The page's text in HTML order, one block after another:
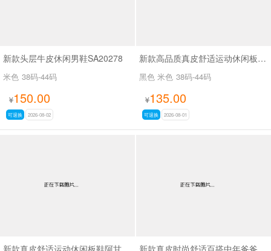
新款头层牛皮休闲男鞋SA20278
米色 38码-44码
¥150.00
可退换 2026-08-02
新款高品质真皮舒适运动休闲板鞋阿甘鞋SA261
黑色 米色 38码-44码
¥135.00
可退换 2026-08-01